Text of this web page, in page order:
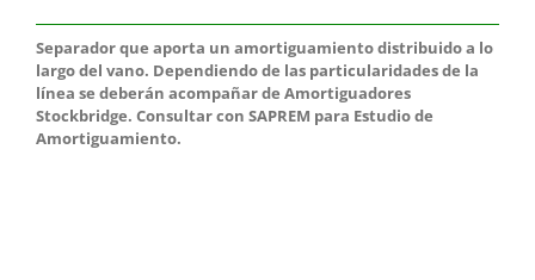
Separador que aporta un amortiguamiento distribuido a lo
largo del vano. Dependiendo de las particularidades de la
línea se deberán acompañar de Amortiguadores
Stockbridge. Consultar con SAPREM para Estudio de
Amortiguamiento.